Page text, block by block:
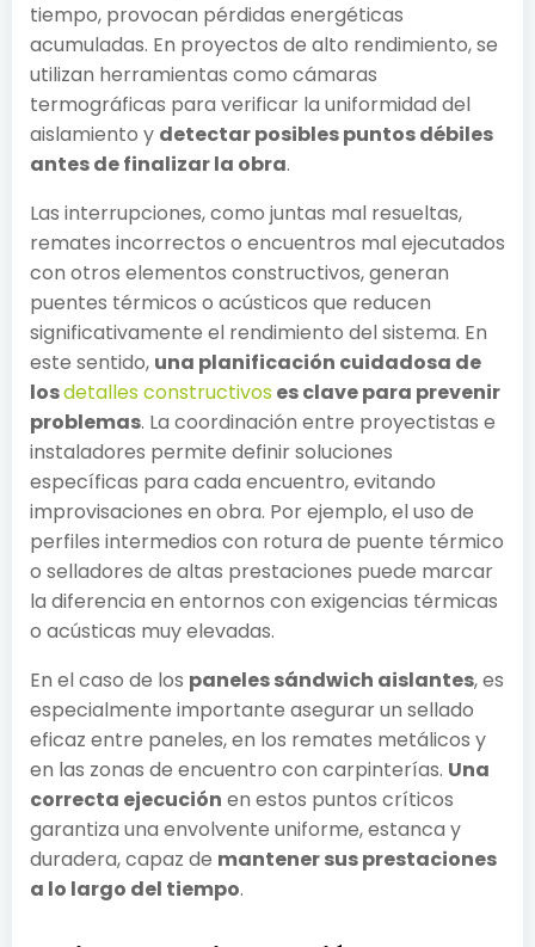
tiempo, provocan pérdidas energéticas
acumuladas. En proyectos de alto rendimiento, se
utilizan herramientas como cámaras
termográficas para verificar la uniformidad del
aislamiento y detectar posibles puntos débiles
antes de finalizar la obra.
Las interrupciones, como juntas mal resueltas,
remates incorrectos o encuentros mal ejecutados
con otros elementos constructivos, generan
puentes térmicos o acústicos que reducen
significativamente el rendimiento del sistema. En
este sentido, una planificación cuidadosa de
losdetalles constructivos es clave para prevenir
problemas. La coordinación entre proyectistas e
instaladores permite definir soluciones
específicas para cada encuentro, evitando
improvisaciones en obra. Por ejemplo, el uso de
perfiles intermedios con rotura de puente térmico
o selladores de altas prestaciones puede marcar
la diferencia en entornos con exigencias térmicas
o acústicas muy elevadas.
En el caso de los paneles sándwich aislantes, es
especialmente importante asegurar un sellado
eficaz entre paneles, en los remates metálicos y
en las zonas de encuentro con carpinterías. Una
correcta ejecución en estos puntos críticos
garantiza una envolvente uniforme, estanca y
duradera, capaz de mantener sus prestaciones
a lo largo del tiempo.